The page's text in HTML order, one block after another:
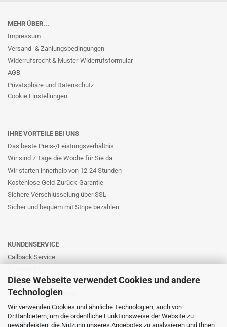
Diese Webseite verwendet Cookies und andere
Technologien
Wir verwenden Cookies und ähnliche Technologien, auch von
Drittanbietern, um die ordentliche Funktionsweise der Website zu
gewährleisten, die Nutzung unseres Angebotes zu analysieren und Ihnen
MEHR ÜBER...
Impressum
Versand- & Zahlungsbedingungen
Widerrufsrecht & Muster-Widerrufsformular
AGB
Privatsphäre und Datenschutz
Cookie Einstellungen
IHRE VORTEILE BEI UNS
Das beste Preis-/Leistungsverhältnis
Wir sind 7 Tage die Woche für Sie da
Wir starten innerhalb von 12-24 Stunden
Kostenlose Geld-Zurück-Garantie
Sichere Verschlüsselung über SSL
Sicher und bequem mit Stripe bezahlen
KUNDENSERVICE
Callback Service
Kontaktformular
E-Mail: info@likernow.de
Skype Live Support
Ihre Meinung und Ideen